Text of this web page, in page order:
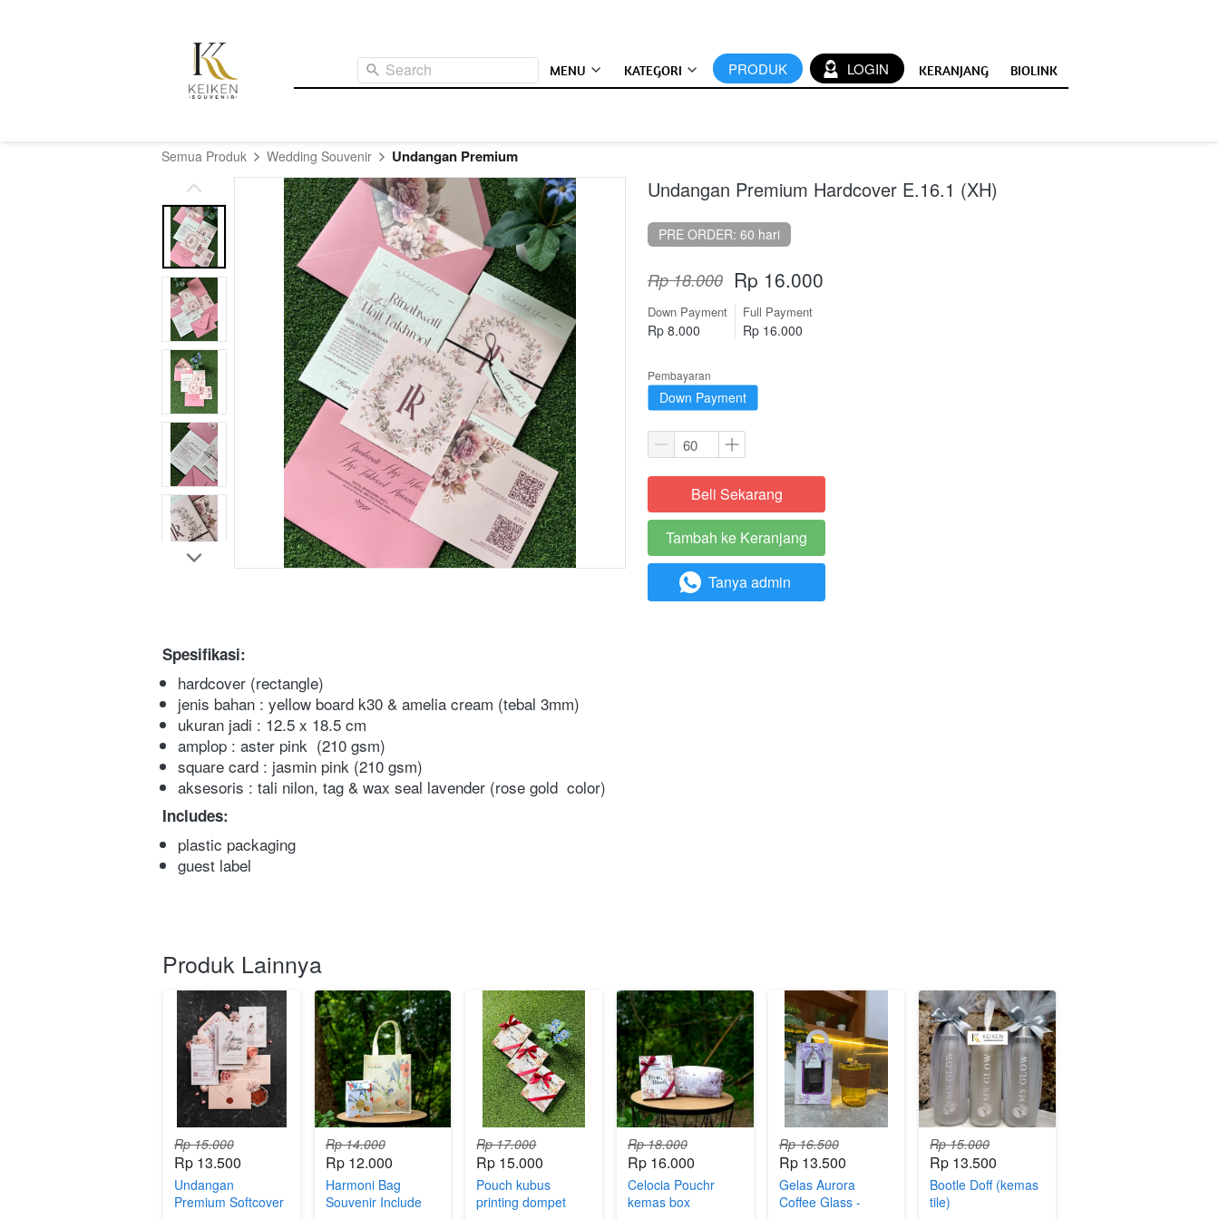
Search MENU KATEGORI `PRODUK ` LOGIN KERANJANG BIOLINK
Semua Produk Wedding Souvenir Undangan Premium
Undangan Premium Hardcover E.16.1 (XH)
PRE ORDER: 60 hari
Rp 18.000 Rp 16.000
Down Payment
Rp 8.000
Full Payment
Rp 16.000
Pembayaran
Down Payment
`Beli Sekarang
`
Tambah ke Keranjang
` Tanya admin
Spesifikasi:
hardcover (rectangle)
jenis bahan : yellow board k30 & amelia cream (tebal 3mm)
ukuran jadi : 12.5 x 18.5 cm
amplop : aster pink  (210 gsm)
square card : jasmin pink (210 gsm)
aksesoris : tali nilon, tag & wax seal lavender (rose gold  color)
Includes:
plastic packaging
guest label
Produk Lainnya
Rp 15.000
Rp 13.500
Undangan
Premium Softcover
Rp 14.000
Rp 12.000
Harmoni Bag
Souvenir Include
Rp 17.000
Rp 15.000
Pouch kubus
printing dompet
Rp 18.000
Rp 16.000
Celocia Pouchr
kemas box
Rp 16.500
Rp 13.500
Gelas Aurora
Coffee Glass -
Rp 15.000
Rp 13.500
Bootle Doff (kemas
tile)